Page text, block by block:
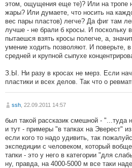
этом, ощущения еще те)? Или на тропе
жары? Или думаете, что носить на
вес пары пластов) легче? Да фиг там
лучше - не брали б кросы. И поскольку
пытаешся взять кросы полегче, а,
умение ходить позволяют. И поверьте,
средней и крупной сыпухе
З.Ы. Ни разу в кросах не мерз. Если
пластики и всех делов. Так что о
ssh , 22.09.2011 14:57
был такой рассказик смешной - "...туда
и тут - примеры "в тапках на Эверест"
если кого то надо удивить, так
экспедиции с человеком, который
тапки - это у него в категории "для
ну, правда, на 4000-5000 м все таки